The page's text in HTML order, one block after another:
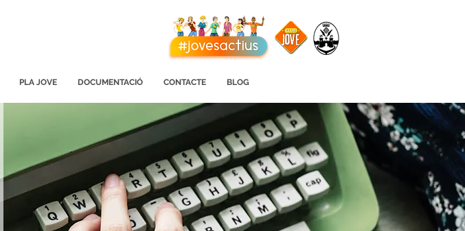
PLA JOVE DOCUMENTACIÓ CONTACTE BLOG